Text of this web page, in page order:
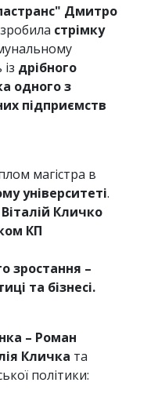
Дмитро
стрімку
дрібного
одного з
підприємств
магістра в
університеті.
Віталій Кличко
КП
зростання –
та бізнесі.
– Роман
Кличка та
політики: